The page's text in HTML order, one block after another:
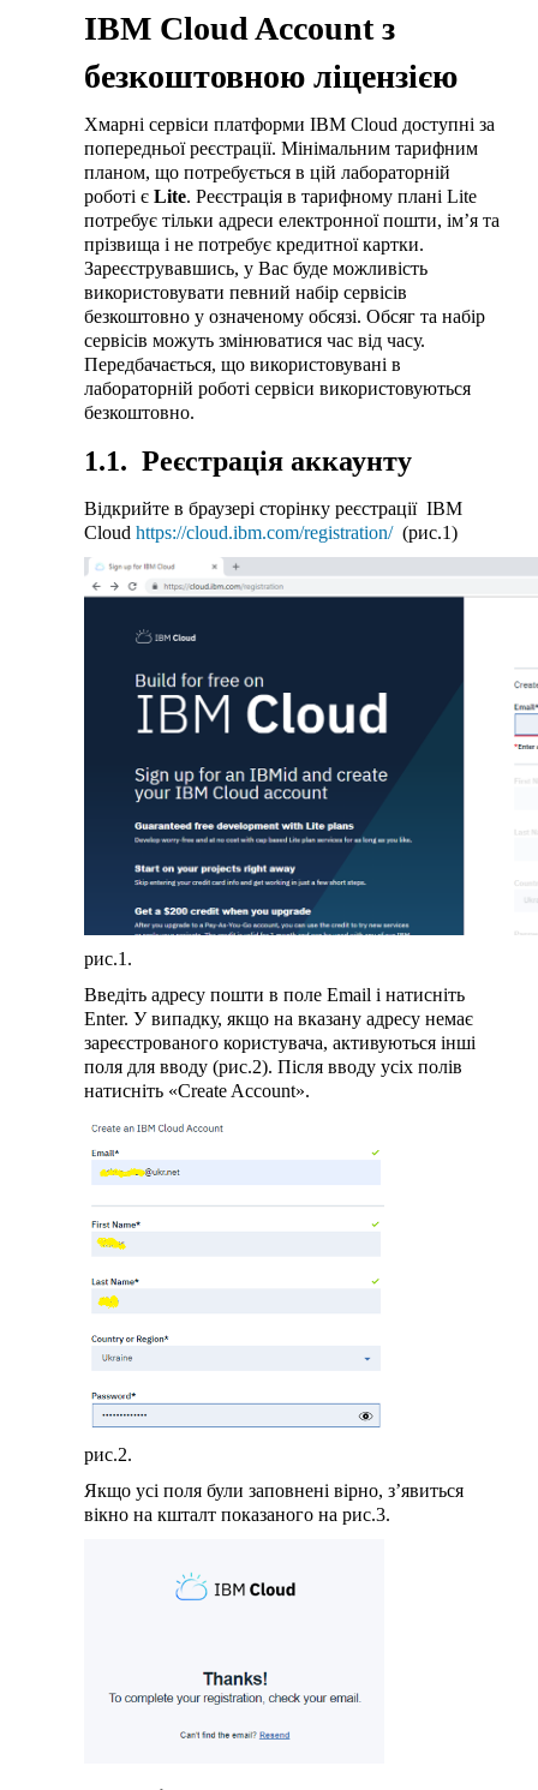
IBM Cloud Account з
безкоштовною ліцензією
Хмарні сервіси платформи IBM Cloud доступні за
попередньої реєстрації. Мінімальним тарифним
планом, що потребується в цій лабораторній
роботі є Lite. Реєстрація в тарифному плані Lite
потребує тільки адреси електронної пошти, ім’я та
прізвища і не потребує кредитної картки.
Зареєструвавшись, у Вас буде можливість
використовувати певний набір сервісів
безкоштовно у означеному обсязі. Обсяг та набір
сервісів можуть змінюватися час від часу.
Передбачається, що використовувані в
лабораторній роботі сервіси використовуються
безкоштовно.
1.1. Реєстрація аккаунту
Відкрийте в браузері сторінку реєстрації IBM
Cloud https://cloud.ibm.com/registration/(рис.1)
рис.1.
Введіть адресу пошти в поле Email і натисніть
Enter. У випадку, якщо на вказану адресу немає
зареєстрованого користувача, активуються інші
поля для вводу (рис.2). Після вводу усіх полів
натисніть «Create Account».
рис.2.
Якщо усі поля були заповнені вірно, з’явиться
вікно на кшталт показаного на рис.3.